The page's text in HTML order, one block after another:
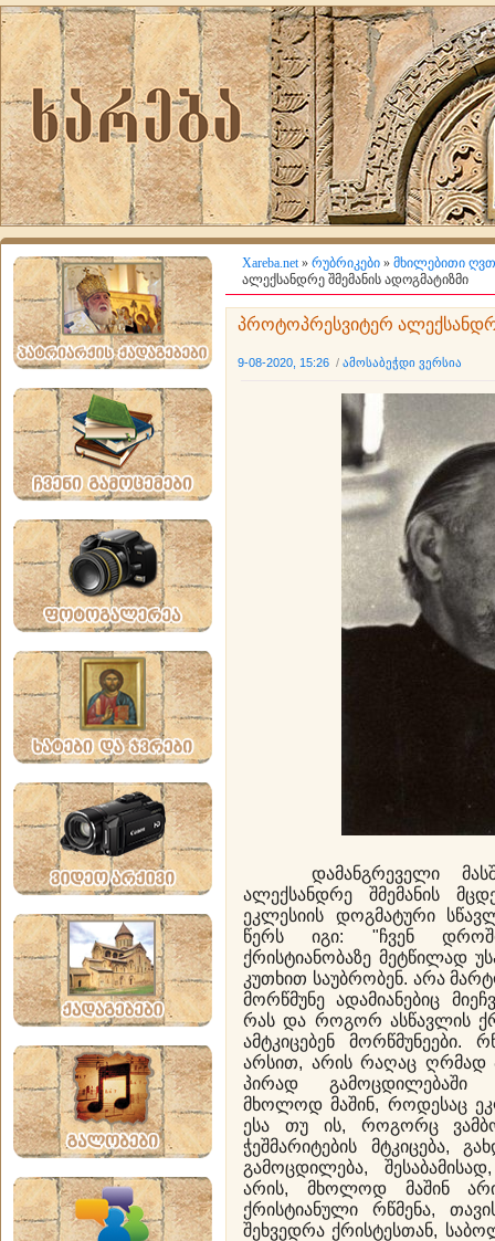
Xareba.net» რუბრიკები » მხილებითი
ალექსანდრე შმემანის ადოგმატიზმი
პროტოპრესვიტერ
9-08-2020, 15:26 / ამოსაბეჭდი ვერსია
დამანგრეველი
ალექსანდრე შმემანის
ეკლესიის დოგმატური
წერს იგი: "ჩვენ
ქრისტიანობაზე მეტწილად
კუთხით საუბრობენ. არა
მორწმუნე ადამიანებიც
რას და როგორ ასწავლის
ამტკიცებენ მორწმუნეები.
არსით, არის რაღაც
პირად გამოცდილებაში
მხოლოდ მაშინ, როდესაც
ესა თუ ის, როგორც
ჭეშმარიტების მტკიცება,
გამოცდილება,
არის, მხოლოდ მაშინ
ქრისტიანული რწმენა,
შეხვედრა ქრისტესთან,